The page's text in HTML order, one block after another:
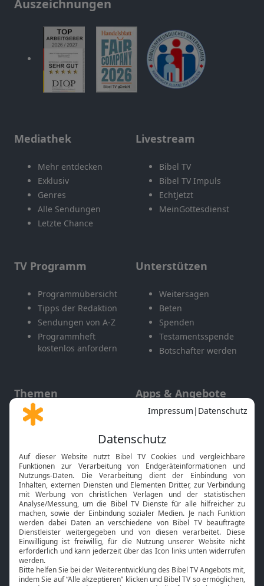
Auszeichnungen
Mediathek
Mehr entdecken
Exklusiv
Genres
Alle Sendungen
Letzte Chance
Livestream
Bibel TV
Bibel TV Impuls
EchtJetzt
MeinGottesdienst
TV Programm
Programmübersicht
Tipps der Redaktion
Sendungen von A-Z
Programmheft
kostenlos anfordern
Unterstützen
Weitersagen
Beten
Spenden
Testamentsspende
Botschafter werden
Themen
Gott und Bibel erklärt
Neuigkeiten
Apps & Angebote
Mobile App
Smart TV
HbbTV
Bibelthek Online-Bibel
Nächster Gottesdienst
Bibel TV
Über uns
Service
Kontakt